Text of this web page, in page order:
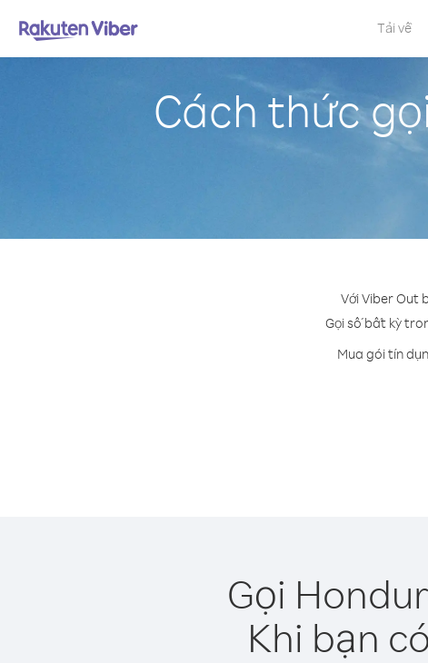
Tải về
Cách thức
Với Viber Out
Gọi số bất kỳ
Mua gói tín
Gọi
Khi bạn